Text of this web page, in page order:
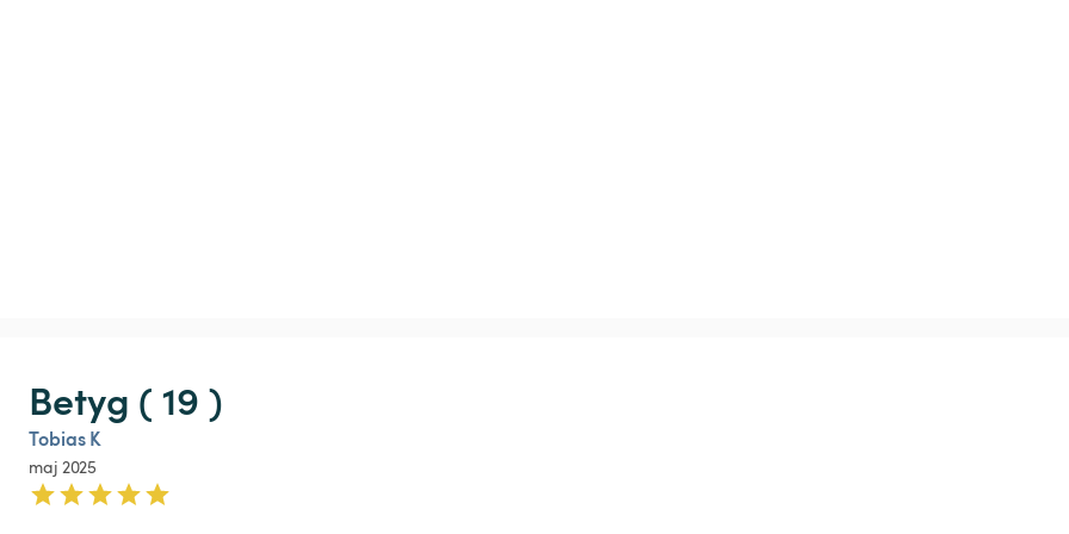
Betyg ( 19 )
Tobias K
maj 2025